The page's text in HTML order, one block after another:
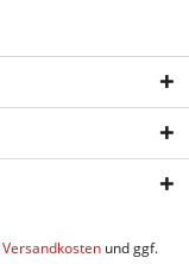
Versandkosten und ggf.